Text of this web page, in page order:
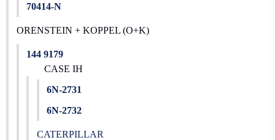
70414-N
ORENSTEIN + KOPPEL (O+K)
144 9179
CASE IH
6N-2731
6N-2732
CATERPILLAR